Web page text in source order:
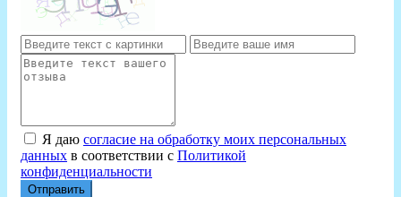
Я даю согласие на обработку моих персональных
данных в соответствии с Политикой
конфиденциальности
Отправить